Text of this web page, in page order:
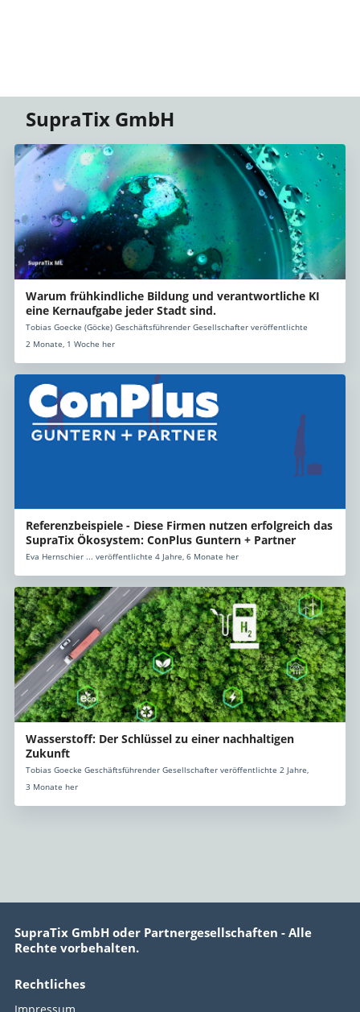
SupraTix GmbH
Warum frühkindliche Bildung und verantwortliche KI
eine Kernaufgabe jeder Stadt sind.
Tobias Goecke (Göcke) Geschäftsführender Gesellschafter veröffentlichte
2 Monate, 1 Woche her
Referenzbeispiele - Diese Firmen nutzen erfolgreich das
SupraTix Ökosystem: ConPlus Guntern + Partner
Eva Hernschier ... veröffentlichte 4 Jahre, 6 Monate her
Wasserstoff: Der Schlüssel zu einer nachhaltigen
Zukunft
Tobias Goecke Geschäftsführender Gesellschafter veröffentlichte 2 Jahre,
3 Monate her
SupraTix GmbH oder Partnergesellschaften - Alle
Rechte vorbehalten.
Rechtliches